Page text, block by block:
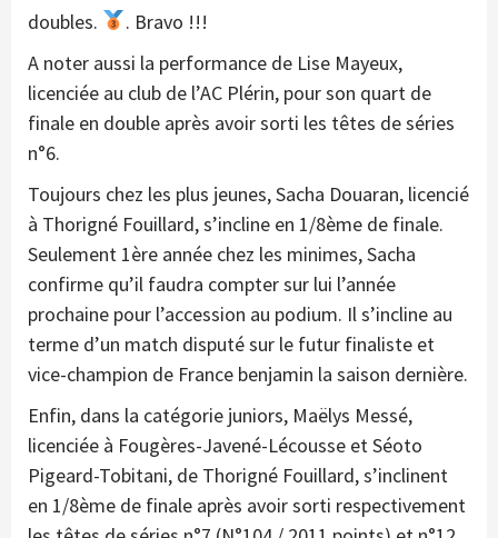
doubles.
. Bravo !!!
A noter aussi la performance de Lise Mayeux,
licenciée au club de l’AC Plérin, pour son quart de
finale en double après avoir sorti les têtes de séries
n°6.
Toujours chez les plus jeunes, Sacha Douaran, licencié
à Thorigné Fouillard, s’incline en 1/8ème de finale.
Seulement 1ère année chez les minimes, Sacha
confirme qu’il faudra compter sur lui l’année
prochaine pour l’accession au podium. Il s’incline au
terme d’un match disputé sur le futur finaliste et
vice-champion de France benjamin la saison dernière.
Enfin, dans la catégorie juniors, Maëlys Messé,
licenciée à Fougères-Javené-Lécousse et Séoto
Pigeard-Tobitani, de Thorigné Fouillard, s’inclinent
en 1/8ème de finale après avoir sorti respectivement